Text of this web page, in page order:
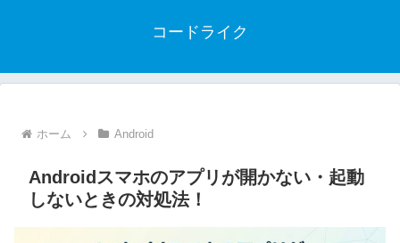
コードライク
ホーム Android
Androidスマホのアプリが開かない・起動
しないときの対処法！